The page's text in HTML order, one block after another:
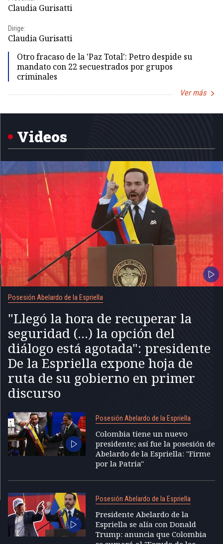
Claudia Gurisatti
Dirige:
Claudia Gurisatti
Otro fracaso de la 'Paz Total': Petro despide su
mandato con 22 secuestrados por grupos
criminales
Ver más
1
Videos
Posesión Abelardo de la Espriella
"Llegó la hora de recuperar la
seguridad (...) la opción del
diálogo está agotada": presidente
De la Espriella expone hoja de
ruta de su gobierno en primer
discurso
Posesión Abelardo de la Espriella
Colombia tiene un nuevo
presidente; así fue la posesión de
Abelardo de la Espriella: "Firme
por la Patria"
Posesión Abelardo de la Espriella
Presidente Abelardo de la
Espriella se alía con Donald
Trump: anuncia que Colombia